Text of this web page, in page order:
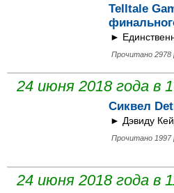
Telltale
►
Прочитано 2978
24 июня 2018 года в
Сиквел
► Дэвиду
Прочитано 1997
24 июня 2018 года в